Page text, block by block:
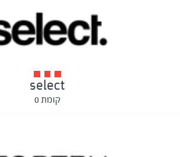
select
קומת 0